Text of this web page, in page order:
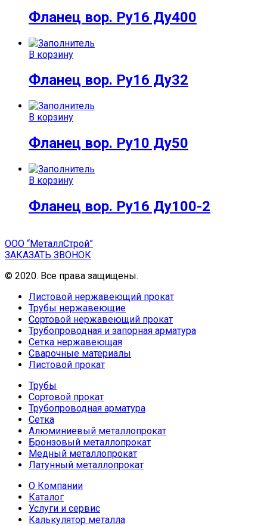
Фланец вор. Ру16 Ду400
В корзину
Фланец вор. Ру16 Ду32
В корзину
Фланец вор. Ру10 Ду50
В корзину
Фланец вор. Ру16 Ду100-2
ООО “МеталлСтрой”
ЗАКАЗАТЬ ЗВОНОК
© 2020. Все права защищены.
Листовой нержавеющий прокат
Трубы нержавеющие
Сортовой нержавеющий прокат
Трубопроводная и запорная арматура
Сетка нержавеющая
Сварочные материалы
Листовой прокат
Трубы
Сортовой прокат
Трубопроводная арматура
Сетка
Алюминиевый металлопрокат
Бронзовый металлопрокат
Медный металлопрокат
Латунный металлопрокат
О Компании
Каталог
Услуги и сервис
Калькулятор металла